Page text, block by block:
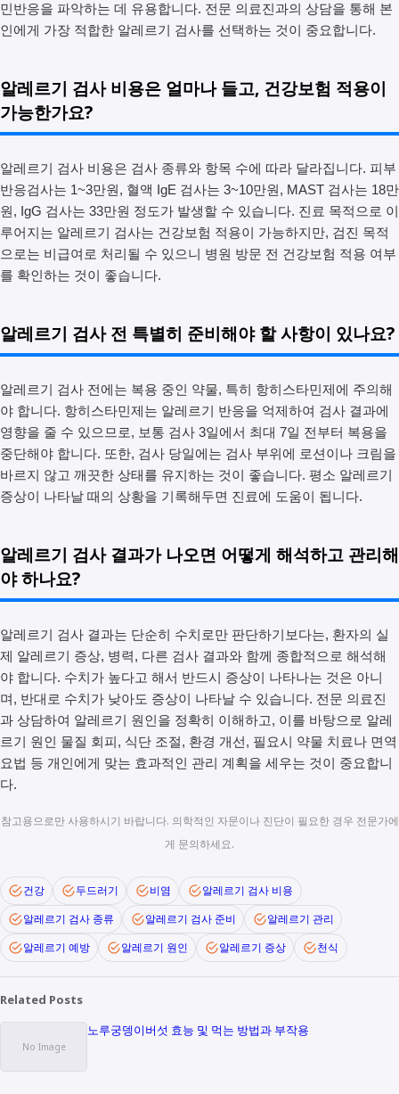
민반응을 파악하는 데 유용합니다. 전문 의료진과의 상담을 통해 본
인에게 가장 적합한 알레르기 검사를 선택하는 것이 중요합니다.
알레르기 검사 비용은 얼마나 들고, 건강보험 적용이
가능한가요?
알레르기 검사 비용은 검사 종류와 항목 수에 따라 달라집니다. 피부
반응검사는 1~3만원, 혈액 IgE 검사는 3~10만원, MAST 검사는 18만
원, IgG 검사는 33만원 정도가 발생할 수 있습니다. 진료 목적으로 이
루어지는 알레르기 검사는 건강보험 적용이 가능하지만, 검진 목적
으로는 비급여로 처리될 수 있으니 병원 방문 전 건강보험 적용 여부
를 확인하는 것이 좋습니다.
알레르기 검사 전 특별히 준비해야 할 사항이 있나요?
알레르기 검사 전에는 복용 중인 약물, 특히 항히스타민제에 주의해
야 합니다. 항히스타민제는 알레르기 반응을 억제하여 검사 결과에
영향을 줄 수 있으므로, 보통 검사 3일에서 최대 7일 전부터 복용을
중단해야 합니다. 또한, 검사 당일에는 검사 부위에 로션이나 크림을
바르지 않고 깨끗한 상태를 유지하는 것이 좋습니다. 평소 알레르기
증상이 나타날 때의 상황을 기록해두면 진료에 도움이 됩니다.
알레르기 검사 결과가 나오면 어떻게 해석하고 관리해
야 하나요?
알레르기 검사 결과는 단순히 수치로만 판단하기보다는, 환자의 실
제 알레르기 증상, 병력, 다른 검사 결과와 함께 종합적으로 해석해
야 합니다. 수치가 높다고 해서 반드시 증상이 나타나는 것은 아니
며, 반대로 수치가 낮아도 증상이 나타날 수 있습니다. 전문 의료진
과 상담하여 알레르기 원인을 정확히 이해하고, 이를 바탕으로 알레
르기 원인 물질 회피, 식단 조절, 환경 개선, 필요시 약물 치료나 면역
요법 등 개인에게 맞는 효과적인 관리 계획을 세우는 것이 중요합니
다.
참고용으로만 사용하시기 바랍니다. 의학적인 자문이나 진단이 필요한 경우 전문가에
게 문의하세요.
건강 두드러기 비염
알레르기 검사 비용
알레르기 검사 종류
알레르기 검사 준비
알레르기 관리
알레르기 예방
알레르기 원인 알레르기 증상 천식
Related Posts
노루궁뎅이버섯 효능 및 먹는 방법과 부작용